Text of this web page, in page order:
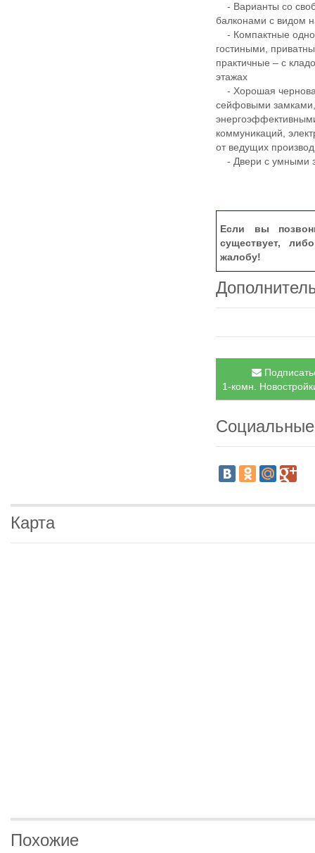
- Варианты со
балконами с видом
- Компактные
гостиными,
практичные – с
этажах
- Хорошая
сейфовыми
коммуникаций,
от ведущих
- Двери с умными
Если вы
существует,
жалобу!
1-комн.
Карта
Похожие